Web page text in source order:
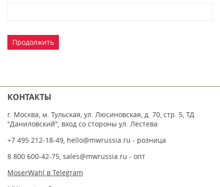
Продолжить
КОНТАКТЫ
г. Москва, м. Тульская, ул. Люсиновская, д. 70, стр. 5, ТД
"Даниловский", вход со стороны ул. Лестева
+7 495 212-18-49, hello@mwrussia.ru - розница
8 800 600-42-75, sales@mwrussia.ru - опт
MoserWahl в Telegram